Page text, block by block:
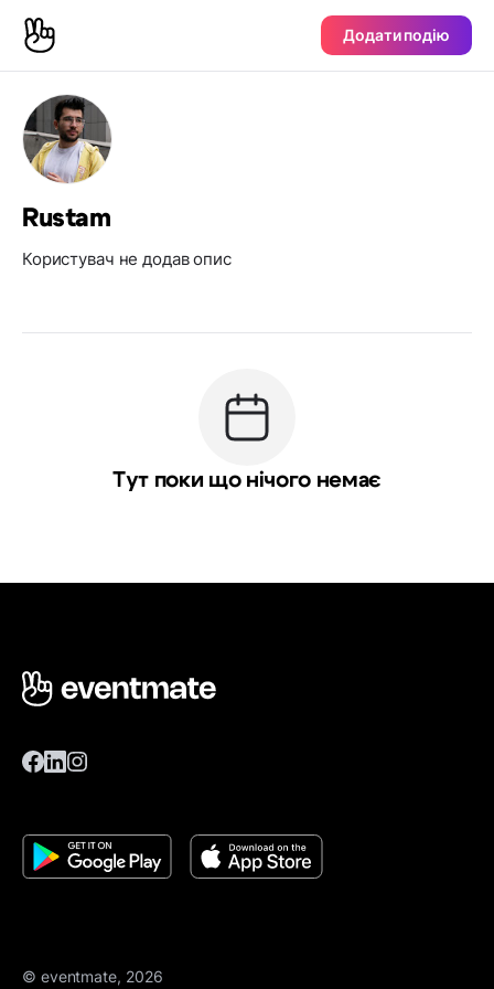
Додати подію
Rustam
Користувач не додав опис
Тут поки що нічого немає
© eventmate, 2026